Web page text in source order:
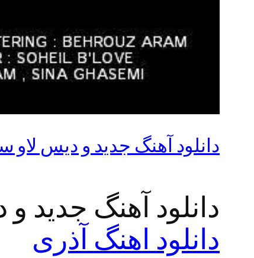
دانلود آهنگ جدید و دیس لاو
دانلود آهنگ جدید
دانلود اهنگ آذری